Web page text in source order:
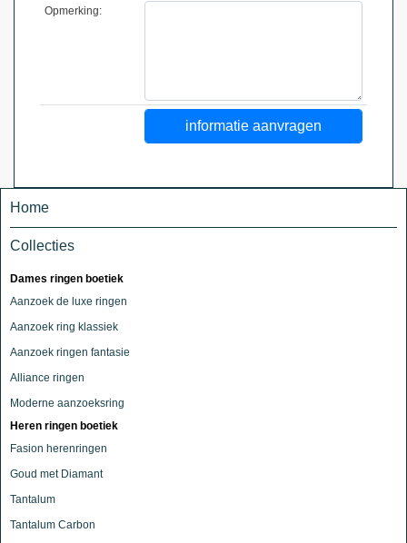
Opmerking:
Home
Collecties
Dames ringen boetiek
Aanzoek de luxe ringen
Aanzoek ring klassiek
Aanzoek ringen fantasie
Alliance ringen
Moderne aanzoeksring
Heren ringen boetiek
Fasion herenringen
Goud met Diamant
Tantalum
Tantalum Carbon